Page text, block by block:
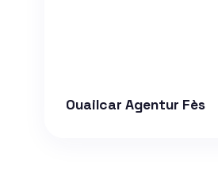
Ouailcar Agentur Fès